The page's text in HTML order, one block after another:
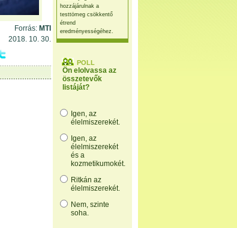
hozzájárulnak a
testtömeg csökkentő
étrend
eredményességéhez.
POLL
Ön elolvassa az
összetevők
listáját?
Igen, az
élelmiszerekét.
Igen, az
élelmiszerekét
és a
kozmetikumokét.
Ritkán az
élelmiszerekét.
Nem, szinte
soha.
Forrás: MTI
2018. 10. 30.